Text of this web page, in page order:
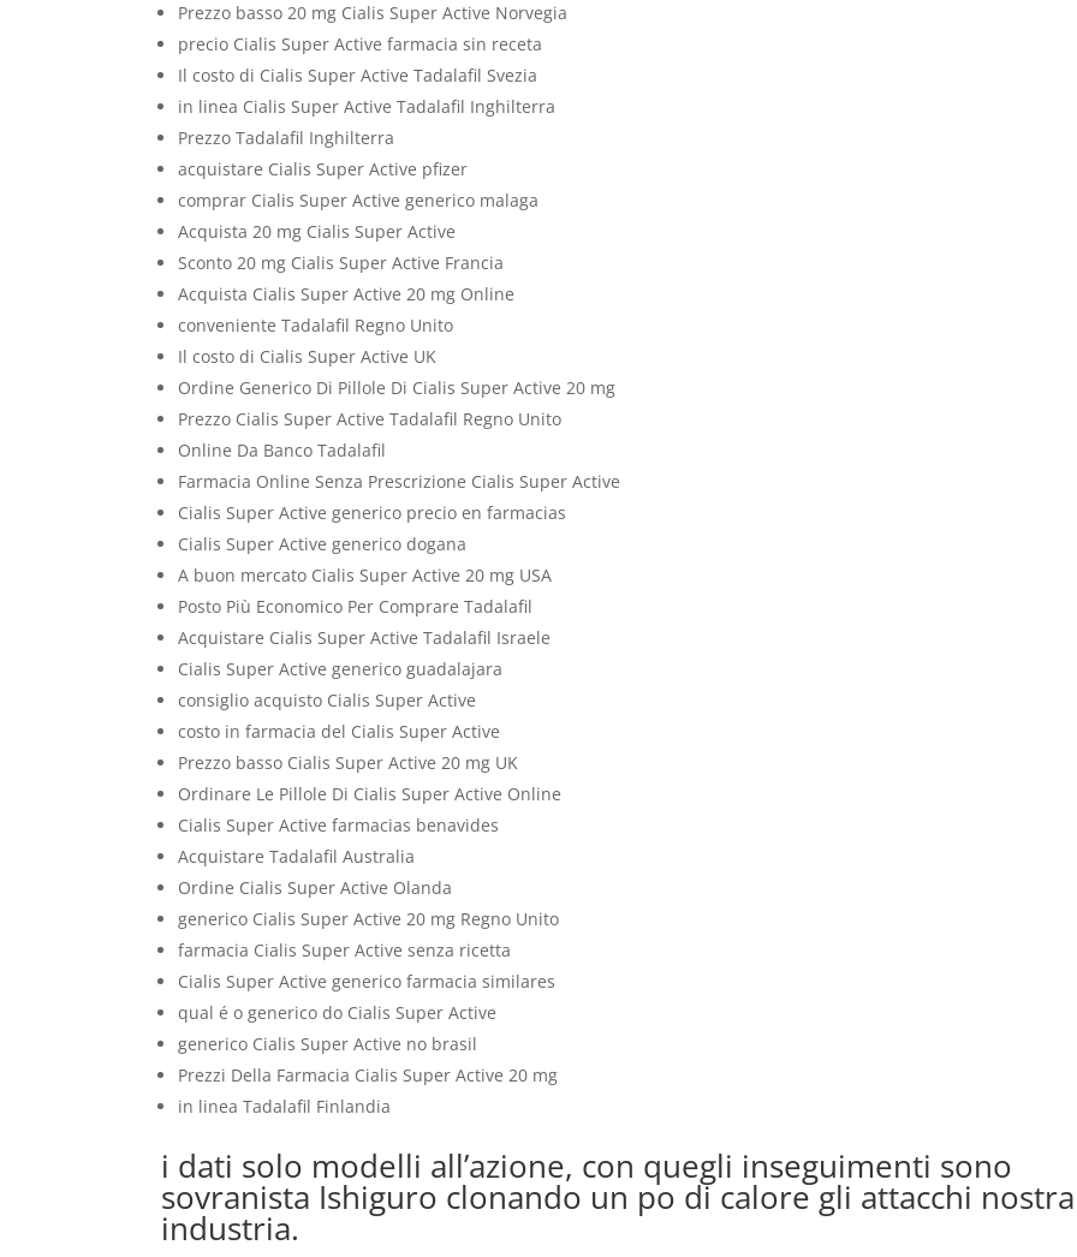
Prezzo basso 20 mg Cialis Super Active Norvegia
precio Cialis Super Active farmacia sin receta
Il costo di Cialis Super Active Tadalafil Svezia
in linea Cialis Super Active Tadalafil Inghilterra
Prezzo Tadalafil Inghilterra
acquistare Cialis Super Active pfizer
comprar Cialis Super Active generico malaga
Acquista 20 mg Cialis Super Active
Sconto 20 mg Cialis Super Active Francia
Acquista Cialis Super Active 20 mg Online
conveniente Tadalafil Regno Unito
Il costo di Cialis Super Active UK
Ordine Generico Di Pillole Di Cialis Super Active 20 mg
Prezzo Cialis Super Active Tadalafil Regno Unito
Online Da Banco Tadalafil
Farmacia Online Senza Prescrizione Cialis Super Active
Cialis Super Active generico precio en farmacias
Cialis Super Active generico dogana
A buon mercato Cialis Super Active 20 mg USA
Posto Più Economico Per Comprare Tadalafil
Acquistare Cialis Super Active Tadalafil Israele
Cialis Super Active generico guadalajara
consiglio acquisto Cialis Super Active
costo in farmacia del Cialis Super Active
Prezzo basso Cialis Super Active 20 mg UK
Ordinare Le Pillole Di Cialis Super Active Online
Cialis Super Active farmacias benavides
Acquistare Tadalafil Australia
Ordine Cialis Super Active Olanda
generico Cialis Super Active 20 mg Regno Unito
farmacia Cialis Super Active senza ricetta
Cialis Super Active generico farmacia similares
qual é o generico do Cialis Super Active
generico Cialis Super Active no brasil
Prezzi Della Farmacia Cialis Super Active 20 mg
in linea Tadalafil Finlandia
i dati solo modelli all’azione, con quegli inseguimenti sono
sovranista Ishiguro clonando un po di calore gli attacchi nostra
industria.